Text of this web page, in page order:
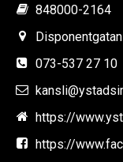
848000-2164
073-537 27 10
https://
https://